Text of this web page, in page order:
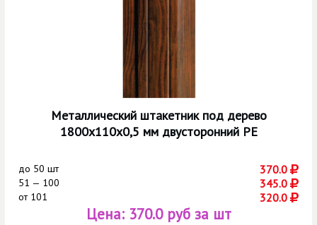
Металлический штакетник под дерево
1800х110х0,5 мм двусторонний РЕ
до 50 шт 370.0
51 — 100 345.0
от101 320.0
Цена: 370.0 руб за шт